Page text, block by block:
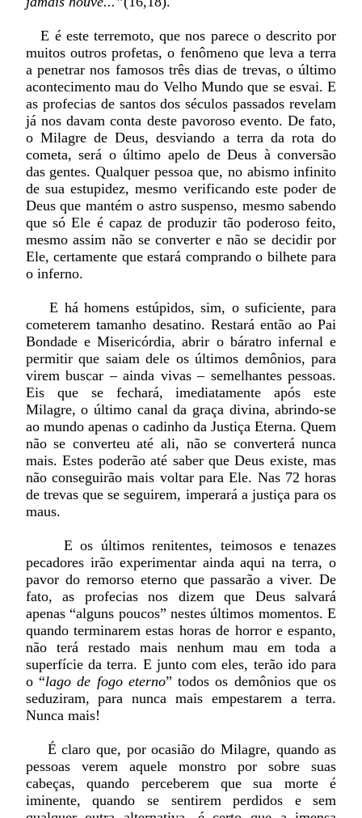
E é este terremoto, que nos parece o descrito por
muitos outros profetas, o fenômeno que leva a terra
a penetrar nos famosos três dias de trevas, o último
acontecimento mau do Velho Mundo que se esvai. E
as profecias de santos dos séculos passados revelam
já nos davam conta deste pavoroso evento. De fato,
o Milagre de Deus, desviando a terra da rota do
cometa, será o último apelo de Deus à conversão
das gentes. Qualquer pessoa que, no abismo infinito
de sua estupidez, mesmo verificando este poder de
Deus que mantém o astro suspenso, mesmo sabendo
que só Ele é capaz de produzir tão poderoso feito,
mesmo assim não se converter e não se decidir por
Ele, certamente que estará comprando o bilhete para
o inferno.
E há homens estúpidos, sim, o suficiente, para
cometerem tamanho desatino. Restará então ao Pai
Bondade e Misericórdia, abrir o báratro infernal e
permitir que saiam dele os últimos demônios, para
virem buscar – ainda vivas – semelhantes pessoas.
Eis que se fechará, imediatamente após este
Milagre, o último canal da graça divina, abrindo-se
ao mundo apenas o cadinho da Justiça Eterna. Quem
não se converteu até ali, não se converterá nunca
mais. Estes poderão até saber que Deus existe, mas
não conseguirão mais voltar para Ele. Nas 72 horas
de trevas que se seguirem, imperará a justiça para os
maus.
E os últimos renitentes, teimosos e tenazes
pecadores irão experimentar ainda aqui na terra, o
pavor do remorso eterno que passarão a viver. De
fato, as profecias nos dizem que Deus salvará
apenas “alguns poucos” nestes últimos momentos. E
quando terminarem estas horas de horror e espanto,
não terá restado mais nenhum mau em toda a
superfície da terra. E junto com eles, terão ido para
o “lago de fogo eterno” todos os demônios que os
seduziram, para nunca mais empestarem a terra.
Nunca mais!
É claro que, por ocasião do Milagre, quando as
pessoas verem aquele monstro por sobre suas
cabeças, quando perceberem que sua morte é
iminente, quando se sentirem perdidos e sem